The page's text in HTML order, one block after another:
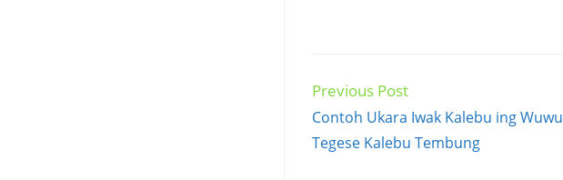
Read
articles
Previous Post
Contoh Ukara Iwak Kalebu ing Wuwu
Tegese Kalebu Tembung